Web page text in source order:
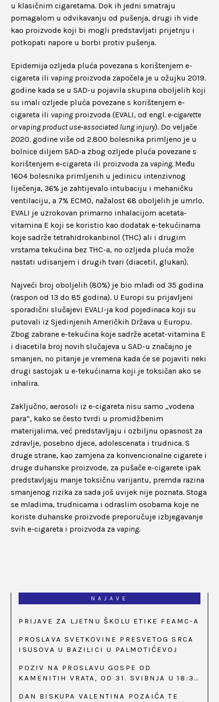
u klasičnim cigaretama. Dok ih jedni smatraju
pomagalom u odvikavanju od pušenja, drugi ih vide
kao proizvode koji bi mogli predstavljati prijetnju i
potkopati napore u borbi protiv pušenja.
Epidemija ozljeda pluća povezana s korištenjem e-
cigareta ili vapingproizvoda započela je u ožujku 2019.
godine kada se u SAD-u pojavila skupina oboljelih koji
su imali ozljede pluća povezane s korištenjem e-
cigareta ili vapingproizvoda (EVALI, od engl. e-cigarette
or vaping product use-associated lung injury). Do veljače
2020. godine više od 2.800 bolesnika primljeno je u
bolnice diljem SAD-a zbog ozljede pluća povezane s
korištenjem e-cigareta ili proizvoda za vaping. Među
1604 bolesnika primljenih u jedinicu intenzivnog
liječenja, 36% je zahtijevalo intubaciju i mehaničku
ventilaciju, a 7% ECMO, nažalost 68 oboljelih je umrlo.
EVALI je uzrokovan primarno inhalacijom acetata-
vitamina E koji se koristio kao dodatak e-tekućinama
koje sadrže tetrahidrokanbinol (THC) ali i drugim
vrstama tekućina bez THC-a, no ozljeda pluća može
nastati udisanjem i drugih tvari (diacetil, glukan).
Najveći broj oboljelih (80%) je bio mlađi od 35 godina
(raspon od 13 do 85 godina). U Europi su prijavljeni
sporadični slučajevi EVALI-ja kod pojedinaca koji su
putovali iz Sjedinjenih Američkih Država u Europu.
Zbog zabrane e-tekućina koje sadrže acetat-vitamina E
i diacetila broj novih slučajeva u SAD-u značajno je
smanjen, no pitanje je vremena kada će se pojaviti neki
drugi sastojak u e-tekućinama koji je toksičan ako se
inhalira.
Zaključno, aerosoli iz e-cigareta nisu samo „vodena
para“, kako se često tvrdi u promidžbenim
materijalima, već predstavljaju i ozbiljnu opasnost za
zdravlje, posebno djece, adolescenata i trudnica. S
druge strane, kao zamjena za konvencionalne cigarete i
druge duhanske proizvode, za pušače e-cigarete ipak
predstavljaju manje toksičnu varijantu, premda razina
smanjenog rizika za sada još uvijek nije poznata. Stoga
se mladima, trudnicama i odraslim osobama koje ne
koriste duhanske proizvode preporučuje izbjegavanje
svih e-cigareta i proizvoda za vaping.
NAJAVE
PRIJAVE ZA LJETNU ŠKOLU ETIKE FEAMC-A
PROSLAVA SVETKOVINE PRESVETOG SRCA
ISUSOVA U BAZILICI U PALMOTIĆEVOJ
POZIV NA PROSLAVU GOSPE OD
KAMENITIH VRATA, OD 31. SVIBNJA U 18:30
DAN BISKUPA VALENTINA POZAIĆA TE